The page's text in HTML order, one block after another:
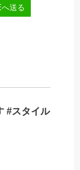
へ送る
#スタイル